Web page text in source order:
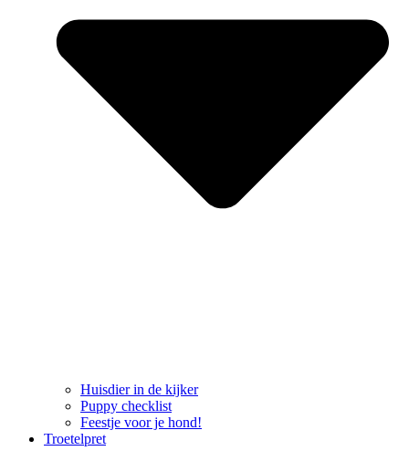
Huisdier in de kijker
Puppy checklist
Feestje voor je hond!
Troetelpret